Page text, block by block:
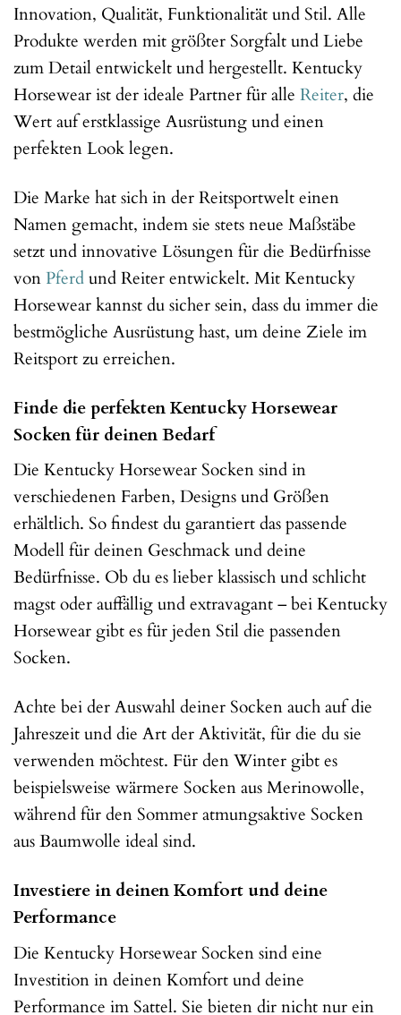
Innovation, Qualität, Funktionalität und Stil. Alle
Produkte werden mit größter Sorgfalt und Liebe
zum Detail entwickelt und hergestellt. Kentucky
Horsewear ist der ideale Partner für alle Reiter, die
Wert auf erstklassige Ausrüstung und einen
perfekten Look legen.
Die Marke hat sich in der Reitsportwelt einen
Namen gemacht, indem sie stets neue Maßstäbe
setzt und innovative Lösungen für die Bedürfnisse
vonPferdund Reiter entwickelt. Mit Kentucky
Horsewear kannst du sicher sein, dass du immer die
bestmögliche Ausrüstung hast, um deine Ziele im
Reitsport zu erreichen.
Finde die perfekten Kentucky Horsewear
Socken für deinen Bedarf
Die Kentucky Horsewear Socken sind in
verschiedenen Farben, Designs und Größen
erhältlich. So findest du garantiert das passende
Modell für deinen Geschmack und deine
Bedürfnisse. Ob du es lieber klassisch und schlicht
magst oder auffällig und extravagant – bei Kentucky
Horsewear gibt es für jeden Stil die passenden
Socken.
Achte bei der Auswahl deiner Socken auch auf die
Jahreszeit und die Art der Aktivität, für die du sie
verwenden möchtest. Für den Winter gibt es
beispielsweise wärmere Socken aus Merinowolle,
während für den Sommer atmungsaktive Socken
aus Baumwolle ideal sind.
Investiere in deinen Komfort und deine
Performance
Die Kentucky Horsewear Socken sind eine
Investition in deinen Komfort und deine
Performance im Sattel. Sie bieten dir nicht nur ein